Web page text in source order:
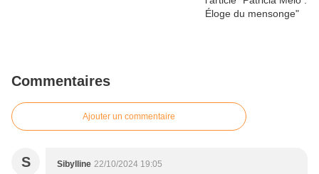
Commentaires
Ajouter un commentaire
S Sibylline 22/10/2024 19:05